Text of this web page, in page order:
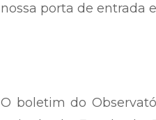
nossa porta de entrada
O boletim do